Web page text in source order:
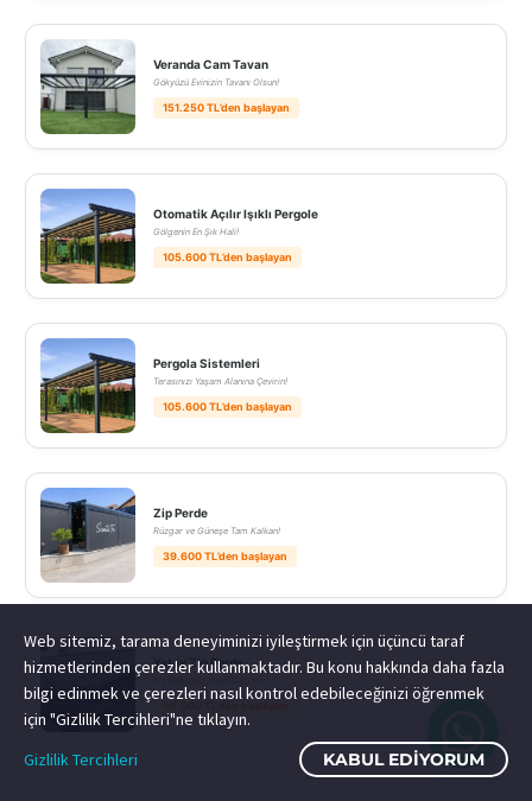
Veranda Cam Tavan
Gökyüzü Evinizin Tavanı Olsun!
151.250 TL’den başlayan
Otomatik Açılır Işıklı Pergole
Gölgenin En Şık Hali!
105.600 TL’den başlayan
Pergola Sistemleri
Terasınızı Yaşam Alanına Çevirin!
105.600 TL’den başlayan
Zip Perde
Rüzgar ve Güneşe Tam Kalkan!
39.600 TL’den başlayan
Yatay Zip Perde
Web sitemiz, tarama deneyiminizi iyileştirmek için üçüncü taraf
hizmetlerinden çerezler kullanmaktadır. Bu konu hakkında daha fazla
bilgi edinmek ve çerezleri nasıl kontrol edebileceğinizi öğrenmek
için "Gizlilik Tercihleri"ne tıklayın.
Gizlilik Tercihleri
KABUL EDIYORUM